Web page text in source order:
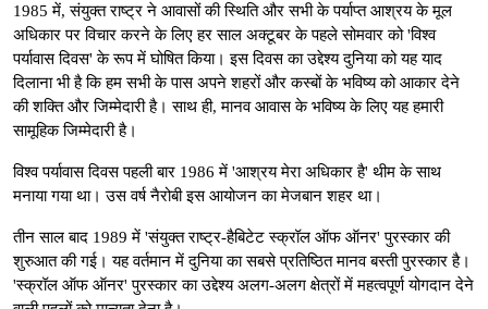
1985 में, संयुक्त राष्ट्र ने आवासों की स्थिति और सभी के पर्याप्त आश्रय के मूल
अधिकार पर विचार करने के लिए हर साल अक्टूबर के पहले सोमवार को 'विश्व
पर्यावास दिवस' के रूप में घोषित किया। इस दिवस का उद्देश्य दुनिया को यह याद
दिलाना भी है कि हम सभी के पास अपने शहरों और कस्बों के भविष्य को आकार देने
की शक्ति और जिम्मेदारी है। साथ ही, मानव आवास के भविष्य के लिए यह हमारी
सामूहिक जिम्मेदारी है।
विश्व पर्यावास दिवस पहली बार 1986 में 'आश्रय मेरा अधिकार है' थीम के साथ
मनाया गया था। उस वर्ष नैरोबी इस आयोजन का मेजबान शहर था।
तीन साल बाद 1989 में 'संयुक्त राष्ट्र-हैबिटेट स्क्रॉल ऑफ ऑनर' पुरस्कार की
शुरुआत की गई। यह वर्तमान में दुनिया का सबसे प्रतिष्ठित मानव बस्ती पुरस्कार है।
'स्क्रॉल ऑफ ऑनर' पुरस्कार का उद्देश्य अलग-अलग क्षेत्रों में महत्वपूर्ण योगदान देने